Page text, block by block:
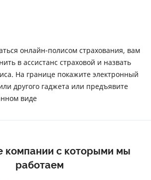
онлайн-полисом страхования, вам
в ассистанс страховой и назвать
На границе покажите электронный
другого гаджета или предъявите
виде
компании с которыми мы
работаем